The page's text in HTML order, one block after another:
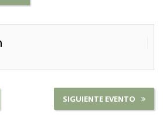
SIGUIENTE EVENTO